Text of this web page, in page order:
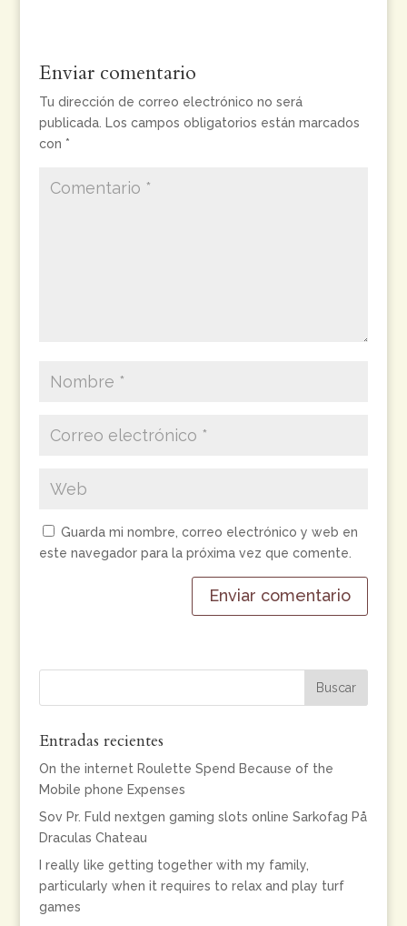
Enviar comentario
Tu dirección de correo electrónico no será
publicada. Los campos obligatorios están marcados
con *
Guarda mi nombre, correo electrónico y web en
este navegador para la próxima vez que comente.
Entradas recientes
On the internet Roulette Spend Because of the
Mobile phone Expenses
Sov Pr. Fuld nextgen gaming slots online Sarkofag På
Draculas Chateau
I really like getting together with my family,
particularly when it requires to relax and play turf
games